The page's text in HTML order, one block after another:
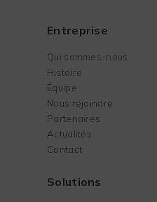
Entreprise
Qui sommes-nous
Histoire
Équipe
Nous rejoindre
Partenaires
Actualités
Contact
Solutions